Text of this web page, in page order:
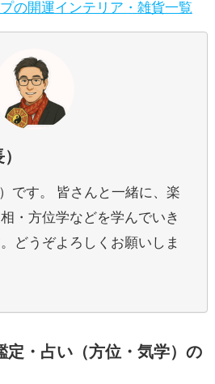
の開運インテリア・雑貨一覧
です。 皆さんと一緒に、楽
・方位学などを学んでいき
どうぞよろしくお願いしま
定・占い（方位・気学）の